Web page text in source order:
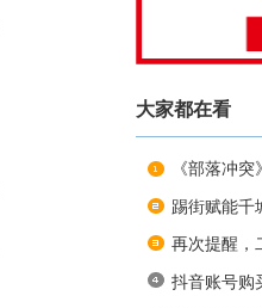
大家都在看
《部落冲
踢街赋能千
再次提醒，
抖音账号购